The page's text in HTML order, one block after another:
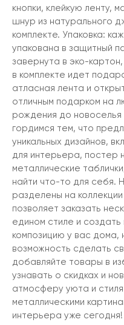
кнопки, клейкую ленту,
шнур из натурального
комплекте. Упаковка:
упакована в защитный
завернута в эко-
в комплекте идет
атласная лента и
отличным подарком на
рождения до
гордимся тем, что
уникальных дизайнов,
для интерьера, постер
металлические
найти что-то для себя.
разделены на
позволяет заказать
едином стиле и
композицию у вас дома,
возможность сделать
добавляйте товары в
узнавать о скидках и
атмосферу уюта и
металлическими
интерьера уже сегодня!